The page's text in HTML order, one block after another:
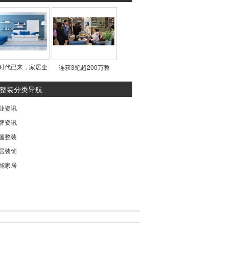
代已来，家居企 连获3笔超200万整
装分类导航
资讯
资讯
整装
装饰
家居